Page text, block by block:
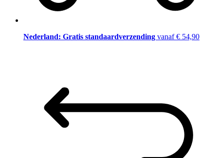
Nederland: Gratis standaardverzending vanaf € 54,90